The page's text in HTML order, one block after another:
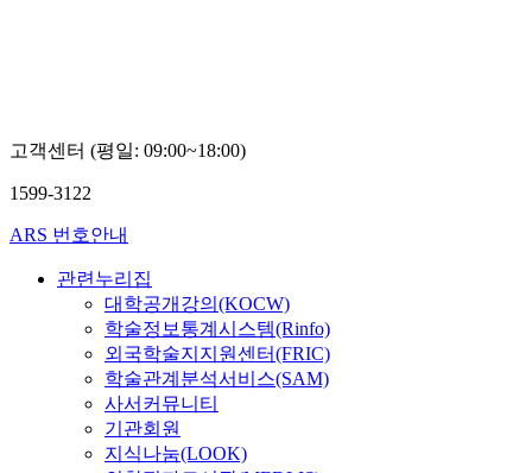
고객센터 (평일: 09:00~18:00)
1599-3122
ARS 번호안내
관련누리집
대학공개강의(KOCW)
학술정보통계시스템(Rinfo)
외국학술지지원센터(FRIC)
학술관계분석서비스(SAM)
사서커뮤니티
기관회원
지식나눔(LOOK)